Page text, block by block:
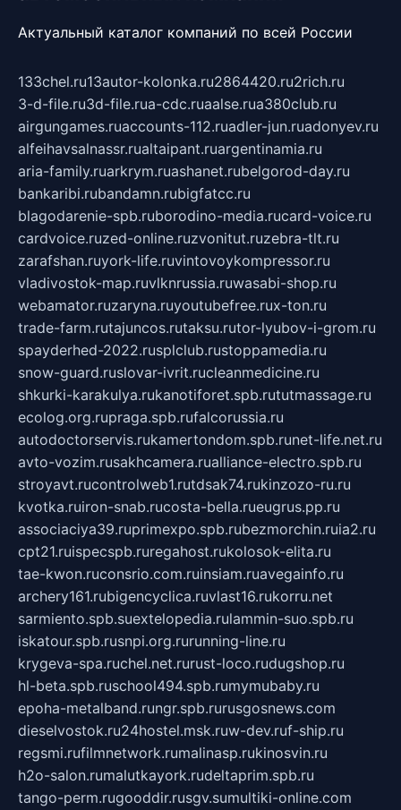
Актуальный каталог компаний по всей России
133chel.ru13autor-kolonka.ru2864420.ru2rich.ru
3-d-file.ru3d-file.rua-cdc.ruaalse.rua380club.ru
airgungames.ruaccounts-112.ruadler-jun.ruadonyev.ru
alfeihavsalnassr.rualtaipant.ruargentinamia.ru
aria-family.ruarkrym.ruashanet.rubelgorod-day.ru
bankaribi.rubandamn.rubigfatcc.ru
blagodarenie-spb.ruborodino-media.rucard-voice.ru
cardvoice.ruzed-online.ruzvonitut.ruzebra-tlt.ru
zarafshan.ruyork-life.ruvintovoykompressor.ru
vladivostok-map.ruvlknrussia.ruwasabi-shop.ru
webamator.ruzaryna.ruyoutubefree.rux-ton.ru
trade-farm.rutajuncos.rutaksu.rutor-lyubov-i-grom.ru
spayderhed-2022.rusplclub.rustoppamedia.ru
snow-guard.ruslovar-ivrit.rucleanmedicine.ru
shkurki-karakulya.rukanotiforet.spb.rututmassage.ru
ecolog.org.rupraga.spb.rufalcorussia.ru
autodoctorservis.rukamertondom.spb.runet-life.net.ru
avto-vozim.rusakhcamera.rualliance-electro.spb.ru
stroyavt.rucontrolweb1.rutdsak74.rukinzozo-ru.ru
kvotka.ruiron-snab.rucosta-bella.rueugrus.pp.ru
associaciya39.ruprimexpo.spb.rubezmorchin.ruia2.ru
cpt21.ruispecspb.ruregahost.rukolosok-elita.ru
tae-kwon.ruconsrio.com.ruinsiam.ruavegainfo.ru
archery161.rubigencyclica.ruvlast16.rukorru.net
sarmiento.spb.suextelopedia.rulammin-suo.spb.ru
iskatour.spb.rusnpi.org.rurunning-line.ru
krygeva-spa.ruchel.net.rurust-loco.rudugshop.ru
hl-beta.spb.ruschool494.spb.rumymubaby.ru
epoha-metalband.rungr.spb.rurusgosnews.com
dieselvostok.ru24hostel.msk.ruw-dev.ruf-ship.ru
regsmi.rufilmnetwork.rumalinasp.rukinosvin.ru
h2o-salon.rumalutkayork.rudeltaprim.spb.ru
tango-perm.rugooddir.rusgv.sumultiki-online.com